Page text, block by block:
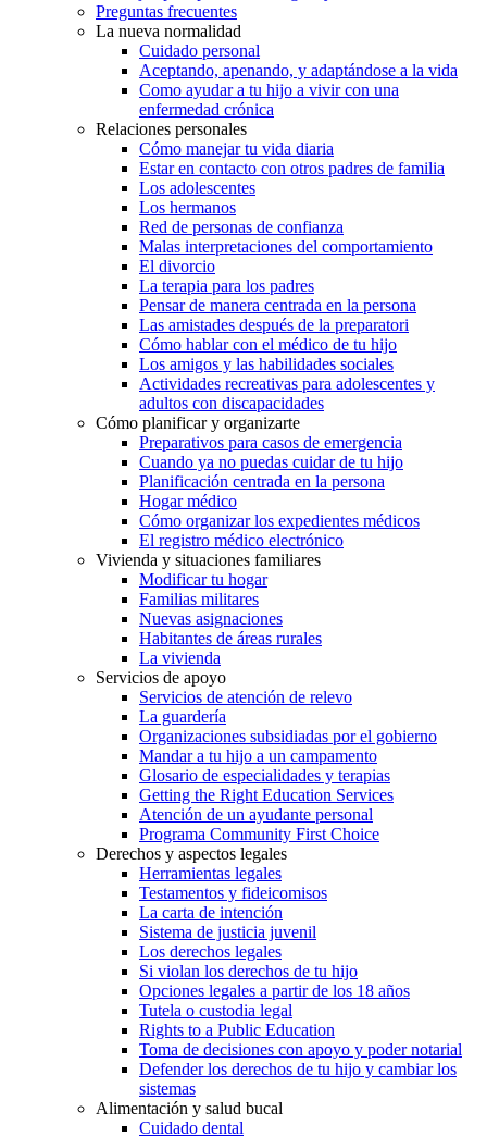
Preguntas frecuentes
La nueva normalidad
Cuidado personal
Aceptando, apenando, y adaptándose a la vida
Como ayudar a tu hijo a vivir con una
enfermedad crónica
Relaciones personales
Cómo manejar tu vida diaria
Estar en contacto con otros padres de familia
Los adolescentes
Los hermanos
Red de personas de confianza
Malas interpretaciones del comportamiento
El divorcio
La terapia para los padres
Pensar de manera centrada en la persona
Las amistades después de la preparatori
Cómo hablar con el médico de tu hijo
Los amigos y las habilidades sociales
Actividades recreativas para adolescentes y
adultos con discapacidades
Cómo planificar y organizarte
Preparativos para casos de emergencia
Cuando ya no puedas cuidar de tu hijo
Planificación centrada en la persona
Hogar médico
Cómo organizar los expedientes médicos
El registro médico electrónico
Vivienda y situaciones familiares
Modificar tu hogar
Familias militares
Nuevas asignaciones
Habitantes de áreas rurales
La vivienda
Servicios de apoyo
Servicios de atención de relevo
La guardería
Organizaciones subsidiadas por el gobierno
Mandar a tu hijo a un campamento
Glosario de especialidades y terapias
Getting the Right Education Services
Atención de un ayudante personal
Programa Community First Choice
Derechos y aspectos legales
Herramientas legales
Testamentos y fideicomisos
La carta de intención
Sistema de justicia juvenil
Los derechos legales
Si violan los derechos de tu hijo
Opciones legales a partir de los 18 años
Tutela o custodia legal
Rights to a Public Education
Toma de decisiones con apoyo y poder notarial
Defender los derechos de tu hijo y cambiar los
sistemas
Alimentación y salud bucal
Cuidado dental